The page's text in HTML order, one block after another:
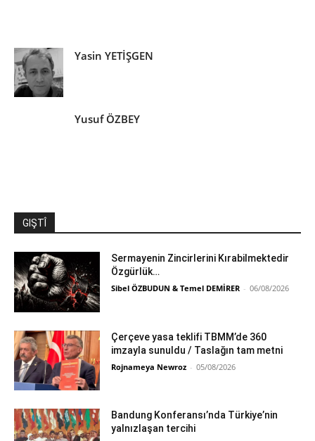
Yasin YETİŞGEN
Yusuf ÖZBEY
GIŞTÎ
Sermayenin Zincirlerini Kırabilmektedir
Özgürlük…
Sibel ÖZBUDUN & Temel DEMİRER - 06/08/2026
Çerçeve yasa teklifi TBMM’de 360
imzayla sunuldu / Taslağın tam metni
Rojnameya Newroz - 05/08/2026
Bandung Konferansı’nda Türkiye’nin
yalnızlaşan tercihi